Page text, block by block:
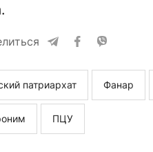
патриархат Фанар
ПЦУ